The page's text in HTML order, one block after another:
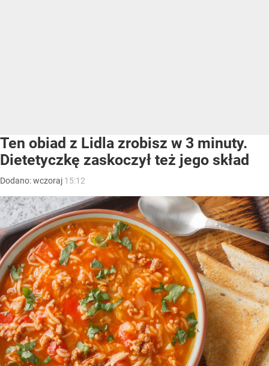
Ten obiad z Lidla zrobisz w 3 minuty.
Dietetyczkę zaskoczył też jego skład
Dodano:wczoraj 15:12